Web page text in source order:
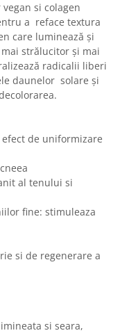
si colagen
a reface textura
care luminează și
strălucitor și mai
radicalii liberi
daunelor solare și
de uniformizare
al tenului si
fine: stimuleaza
si de regenerare a
si seara,